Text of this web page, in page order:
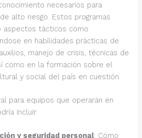
necesarios para
alto riesgo. Estos programas
aspectos tácticos como
en habilidades prácticas de
manejo de crisis, técnicas de
como en la formación sobre el
y social del país en cuestión.
para equipos que operarán en
incluir:
y seguridad personal: Cómo